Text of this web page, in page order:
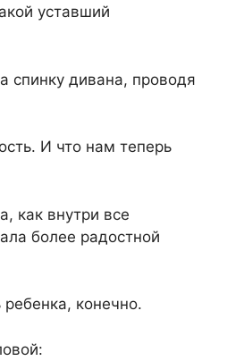
уставший
спинку дивана, проводя
И что нам теперь
как внутри все
более радостной
конечно.